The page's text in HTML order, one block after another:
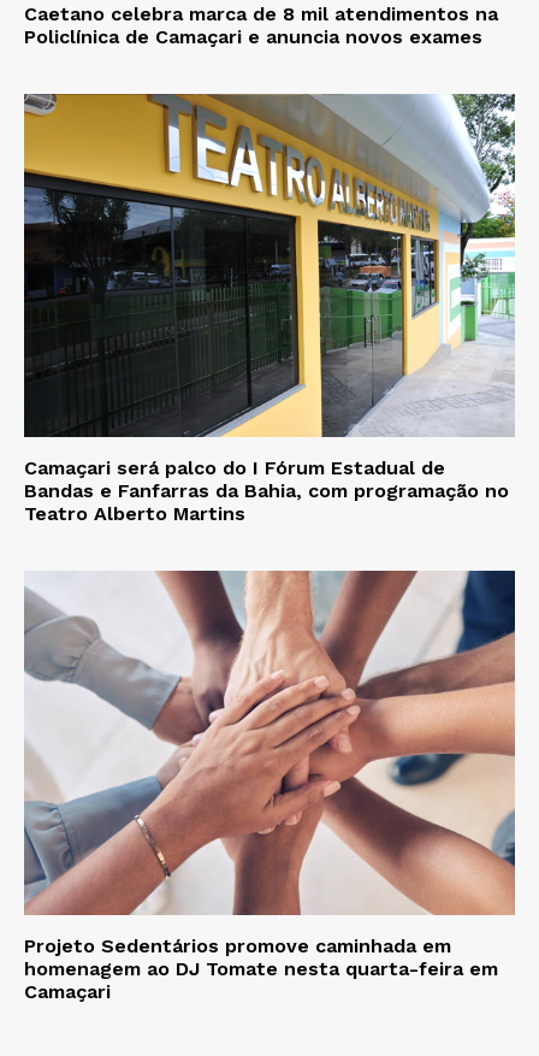
Caetano celebra marca de 8 mil atendimentos na
Policlínica de Camaçari e anuncia novos exames
Camaçari será palco do I Fórum Estadual de
Bandas e Fanfarras da Bahia, com programação no
Teatro Alberto Martins
Projeto Sedentários promove caminhada em
homenagem ao DJ Tomate nesta quarta-feira em
Camaçari